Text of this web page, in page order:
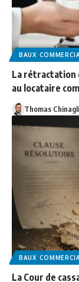
BAUX
La rétractation
au locataire
Thomas
BAUX
La Cour de